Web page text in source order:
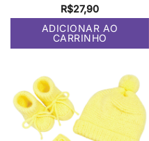
R$27,90
ADICIONAR AO
CARRINHO